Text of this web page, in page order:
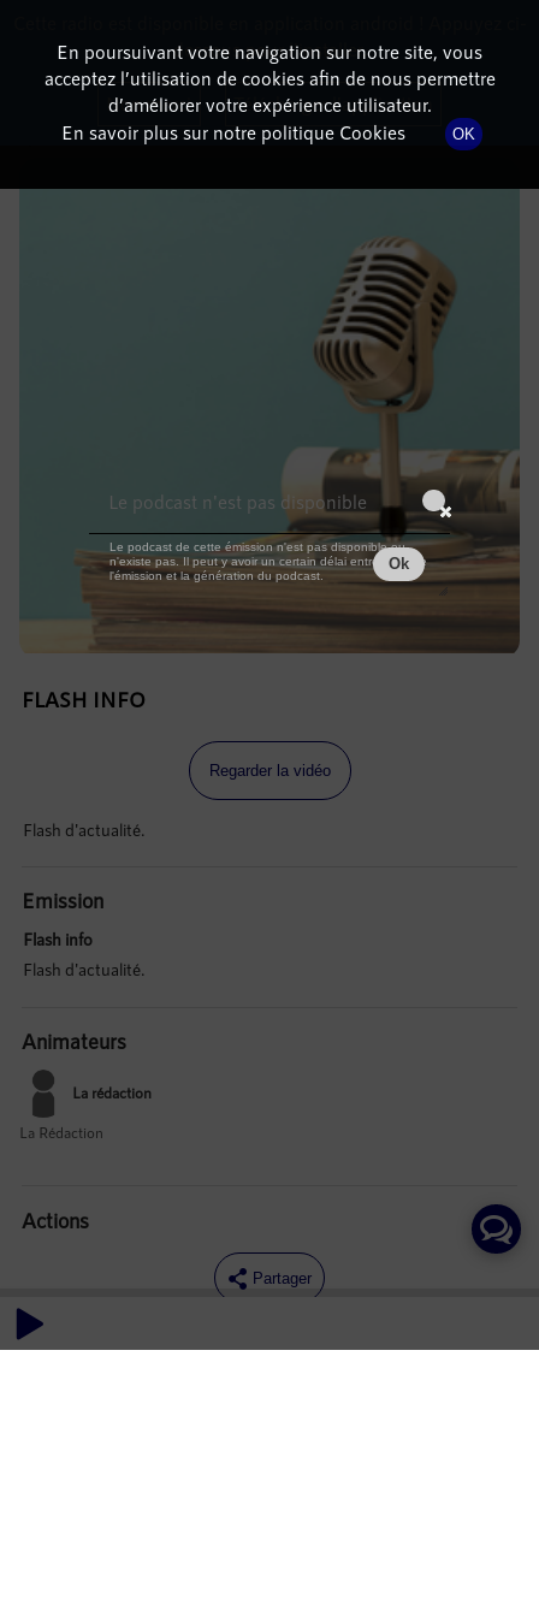
DÉTAILS DE L'ÉPISODE
31 janvier 2023à 12h59, durée : Invalid date
FLASH INFO
Regarder la vidéo
Flash d'actualité.
Emission
Flash info
Flash d'actualité.
Animateurs
La rédaction
La Rédaction
Actions
Partager
Commentaires
En poursuivant votre navigation sur notre site, vous
acceptez l’utilisation de cookies afin de nous permettre
d’améliorer votre expérience utilisateur.
En savoir plus sur notre politique Cookies
OK
dessous pour l'installer.
Non merci Télécharger l'application
Le podcast n'est pas disponible
Le podcast de cette émission n'est pas disponible ou
n'existe pas. Il peut y avoir un certain délai entre la fin de
l'émission et la génération du podcast.
Ok